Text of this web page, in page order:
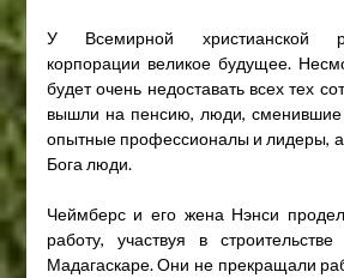
У Всемирной христианской
корпорации великое будущее.
будет очень недоставать всех тех
вышли на пенсию, люди, сменившие
опытные профессионалы и лидеры,
Бога люди.
Чеймберс и его жена Нэнси
работу, участвуя в
Мадагаскаре. Они не прекращали